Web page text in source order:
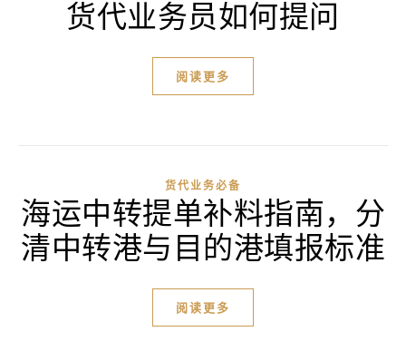
货代业务员如何提问
阅读更多
货代业务必备
海运中转提单补料指南，分
清中转港与目的港填报标准
阅读更多